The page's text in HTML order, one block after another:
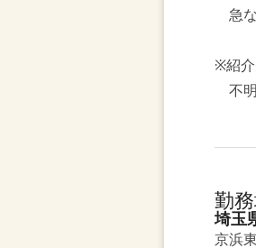
急な
※紹介
不明
勤
埼玉
京浜